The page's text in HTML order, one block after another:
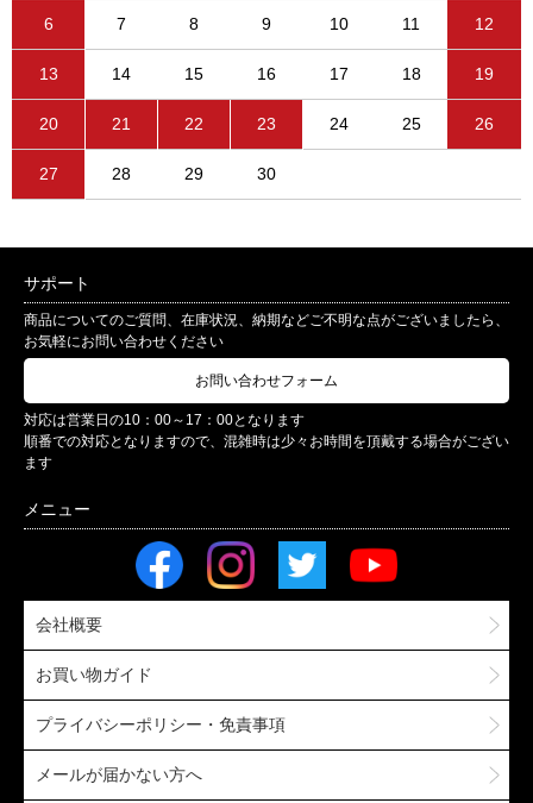
6 7 8 9 10 11 12
13 14 15 16 17 18 19
20 21 22 23 24 25 26
27 28 29 30
サポート
商品についてのご質問、在庫状況、納期などご不明な点がございましたら、
お気軽にお問い合わせください
お問い合わせフォーム
対応は営業日の10：00～17：00となります
順番での対応となりますので、混雑時は少々お時間を頂戴する場合がござい
ます
会社概要
お買い物ガイド
プライバシーポリシー・免責事項
メールが届かない方へ